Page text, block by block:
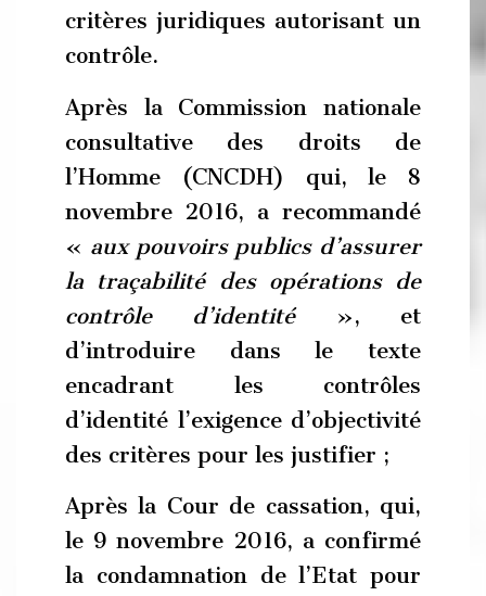
critères juridiques autorisant un
contrôle.
Après la Commission nationale
consultative des droits de
l’Homme (CNCDH) qui, le 8
novembre 2016, a recommandé
« aux pouvoirs publics d’assurer
la traçabilité des opérations de
contrôle d’identité», et
d’introduire dans le texte
encadrant les contrôles
d’identité l’exigence d’objectivité
des critères pour les justifier ;
Après la Cour de cassation, qui,
le 9 novembre 2016, a confirmé
la condamnation de l’Etat pour